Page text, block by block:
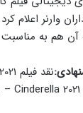
نقد فیلم Cinderella 2021 – سیندرلا، به سبک فمینیسم موج سوم